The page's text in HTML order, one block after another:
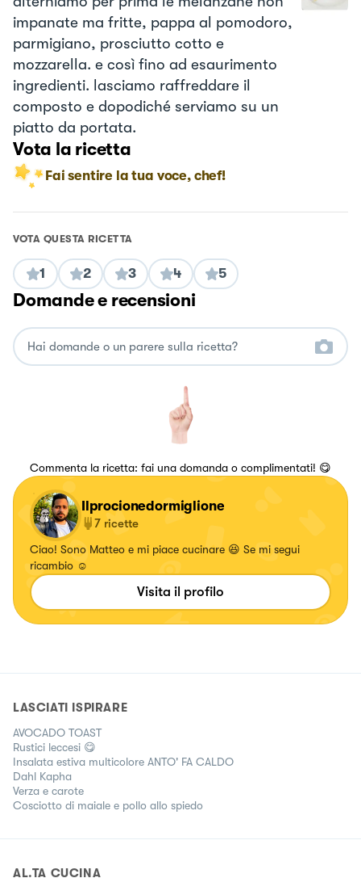
impanate ma fritte, pappa al pomodoro,
parmigiano, prosciutto cotto e
mozzarella. e così fino ad esaurimento
ingredienti. lasciamo raffreddare il
composto e dopodiché serviamo su un
piatto da portata.
Vota la ricetta
Fai sentire la tua voce, chef!
VOTA QUESTA RICETTA
1 2 3 4 5
Domande e recensioni
Commenta la ricetta: fai una domanda o complimentati! 😋
Ilprocionedormiglione
7 ricette
Ciao! Sono Matteo e mi piace cucinare 😆 Se mi segui
ricambio ☺️
Visita il profilo
LASCIATI ISPIRARE
AVOCADO TOAST
Rustici leccesi 😋
Insalata estiva multicolore ANTO' FA CALDO
Dahl Kapha
Verza e carote
Cosciotto di maiale e pollo allo spiedo
AL.TA CUCINA